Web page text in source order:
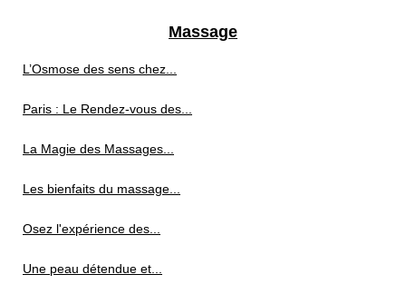
Massage
L’Osmose des sens chez...
Paris : Le Rendez-vous des...
La Magie des Massages...
Les bienfaits du massage...
Osez l'expérience des...
Une peau détendue et...